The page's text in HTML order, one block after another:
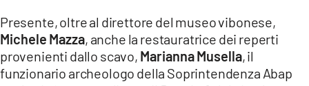
Presente, oltre al direttore del museo vibonese,
Michele Mazza, anche la restauratrice dei reperti
provenienti dallo scavo, Marianna Musella, il
funzionario archeologo della Soprintendenza Abap